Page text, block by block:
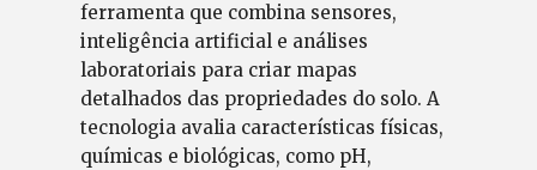
ferramenta que combina sensores,
inteligência artificial e análises
laboratoriais para criar mapas
detalhados das propriedades do solo. A
tecnologia avalia características físicas,
químicas e biológicas, como pH,